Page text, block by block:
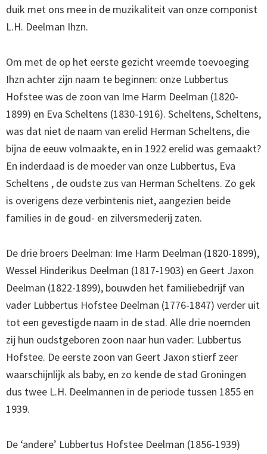
duik met ons mee in de muzikaliteit van onze componist
L.H. Deelman Ihzn.
Om met de op het eerste gezicht vreemde toevoeging
Ihzn achter zijn naam te beginnen: onze Lubbertus
Hofstee was de zoon van Ime Harm Deelman (1820-
1899) en Eva Scheltens (1830-1916). Scheltens, Scheltens,
was dat niet de naam van erelid Herman Scheltens, die
bijna de eeuw volmaakte, en in 1922 erelid was gemaakt?
En inderdaad is de moeder van onze Lubbertus, Eva
Scheltens , de oudste zus van Herman Scheltens. Zo gek
is overigens deze verbintenis niet, aangezien beide
families in de goud- en zilversmederij zaten.
De drie broers Deelman: Ime Harm Deelman (1820-1899),
Wessel Hinderikus Deelman (1817-1903) en Geert Jaxon
Deelman (1822-1899), bouwden het familiebedrijf van
vader Lubbertus Hofstee Deelman (1776-1847) verder uit
tot een gevestigde naam in de stad. Alle drie noemden
zij hun oudstgeboren zoon naar hun vader: Lubbertus
Hofstee. De eerste zoon van Geert Jaxon stierf zeer
waarschijnlijk als baby, en zo kende de stad Groningen
dus twee L.H. Deelmannen in de periode tussen 1855 en
1939.
De ‘andere’ Lubbertus Hofstee Deelman (1856-1939)